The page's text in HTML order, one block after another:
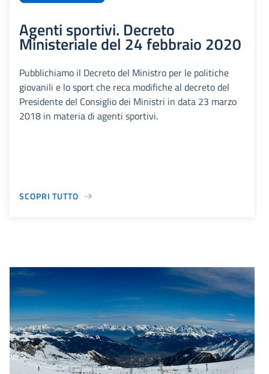
Agenti sportivi. Decreto
Ministeriale del 24 febbraio 2020
Pubblichiamo il Decreto del Ministro per le politiche
giovanili e lo sport che reca modifiche al decreto del
Presidente del Consiglio dei Ministri in data 23 marzo
2018 in materia di agenti sportivi.
SCOPRI TUTTO